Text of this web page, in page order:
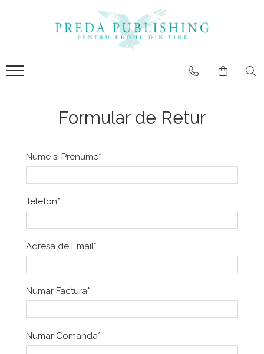
Formular de Retur
Nume si Prenume*
Telefon*
Adresa de Email*
Numar Factura*
Numar Comanda*